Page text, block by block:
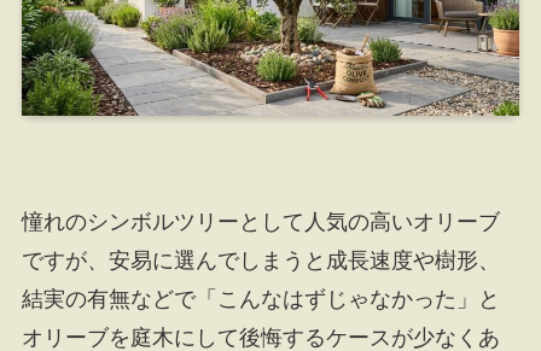
憧れのシンボルツリーとして人気の高いオリーブ
ですが、安易に選んでしまうと成長速度や樹形、
結実の有無などで「こんなはずじゃなかった」と
オリーブを庭木にして後悔するケースが少なくあ